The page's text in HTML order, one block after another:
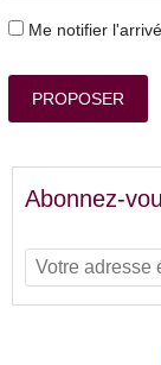
Me notifier
PROPOSER
Abonnez-